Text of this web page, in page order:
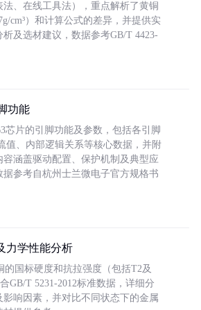
法、在线工具法），重点解析了黄铜
cm³）和计算公式的差异，并提供实
及选材建议，数据参考GB/T 4423-
功能
芯片的引脚功能及参数，包括各引脚
值、内部逻辑关系等核心数据，并附
容涵盖驱动配置、保护机制及典型应
据参考自杭州士兰微电子官方规格书
力学性能分析
的国标硬度和抗拉强度（包括T2及
GB/T 5231-2012标准数据，详细分
响因素，并对比不同状态下的金属